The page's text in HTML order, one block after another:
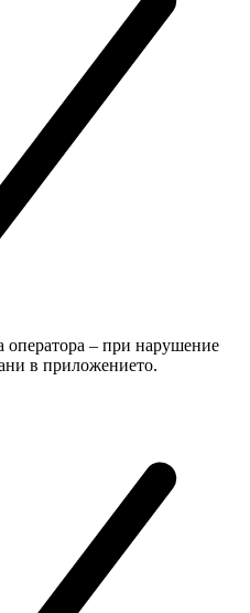
оператора – при нарушение
в приложението.